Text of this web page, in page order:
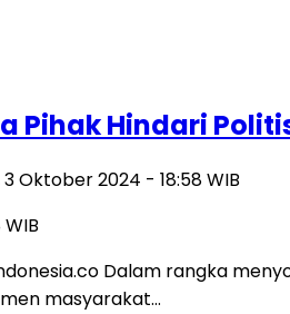
Pihak Hindari
3 Oktober 2024 - 18:58 WIB
Dalam rangka
masyarakat…